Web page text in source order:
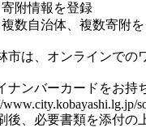
寄附情報を登録
複数自治体、複数寄附
市は、オンラインでの
ナンバーカードをお持
www.city.kobayashi.lg.jp/
後、必要書類を添付の